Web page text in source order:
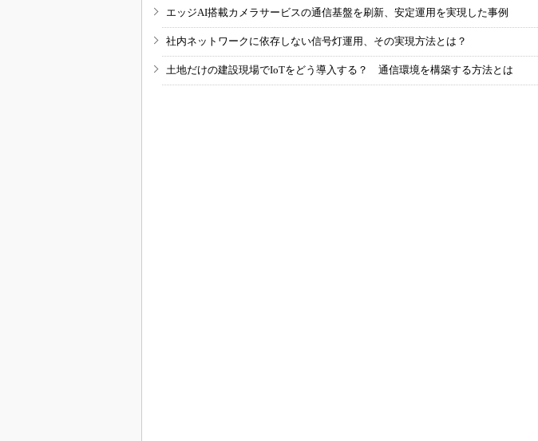
エッジAI搭載カメラサービスの通信基盤を刷新、安定運用を実現した事例
社内ネットワークに依存しない信号灯運用、その実現方法とは？
土地だけの建設現場でIoTをどう導入する？ 通信環境を構築する方法とは